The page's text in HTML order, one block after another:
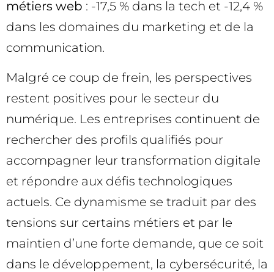
métiers web : -17,5 % dans la tech et -12,4 %
dans les domaines du marketing et de la
communication.
Malgré ce coup de frein, les perspectives
restent positives pour le secteur du
numérique. Les entreprises continuent de
rechercher des profils qualifiés pour
accompagner leur transformation digitale
et répondre aux défis technologiques
actuels. Ce dynamisme se traduit par des
tensions sur certains métiers et par le
maintien d’une forte demande, que ce soit
dans le développement, la cybersécurité, la